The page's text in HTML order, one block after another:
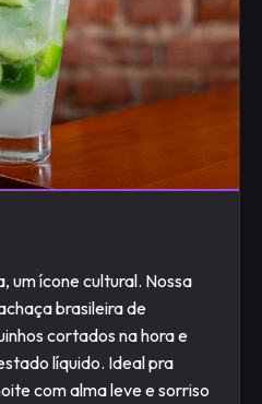
um ícone cultural. Nossa
brasileira de
cortados na hora e
líquido. Ideal pra
com alma leve e sorriso